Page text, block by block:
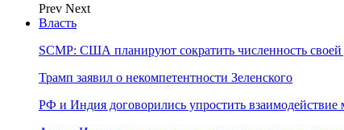
Prev Next
Власть
SCMP: США планируют сократить численность
Трамп заявил о некомпетентности Зеленского
РФ и Индия договорились упростить